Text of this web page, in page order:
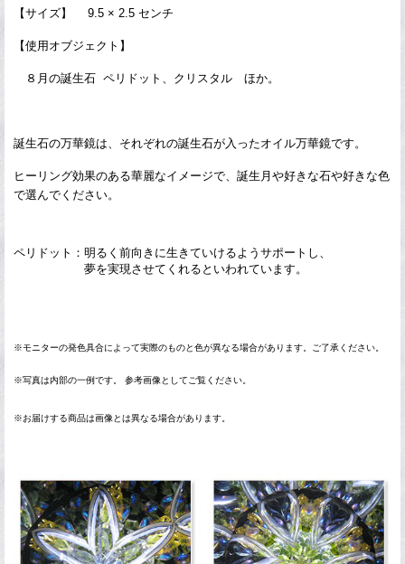
【サイズ】 9.5 × 2.5 センチ
【使用オブジェクト】
８月の誕生石 ペリドット、クリスタル ほか。
誕生石の万華鏡は、それぞれの誕生石が入ったオイル万華鏡です。
ヒーリング効果のある華麗なイメージで、誕生月や好きな石や好きな色
で選んでください。
ペリドット：明るく前向きに生きていけるようサポートし、
夢を実現させてくれるといわれています。
※モニターの発色具合によって実際のものと色が異なる場合があります。ご了承ください。
※写真は内部の一例です。 参考画像としてご覧ください。
※お届けする商品は画像とは異なる場合があります。